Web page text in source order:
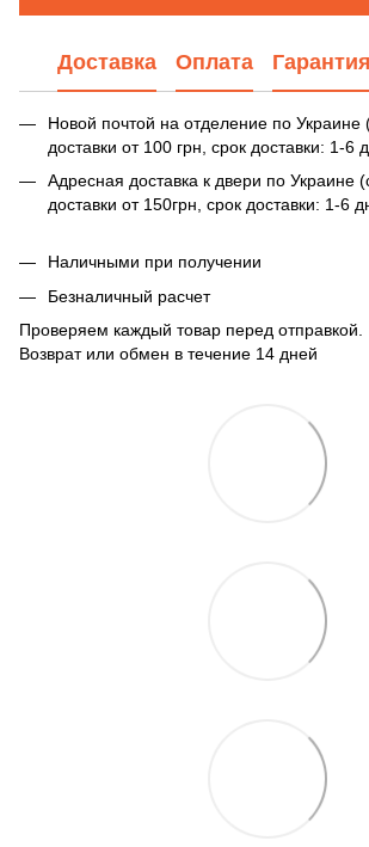
Доставка Оплата Гарантия
Новой почтой на отделение по Украине
доставки от 100 грн, срок доставки: 1-6
Адресная доставка к двери по Украине
доставки от 150грн, срок доставки: 1-6
Наличными при получении
Безналичный расчет
Проверяем каждый товар перед отправкой.
Возврат или обмен в течение 14 дней